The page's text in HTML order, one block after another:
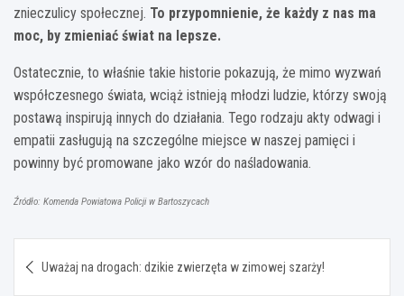
znieczulicy społecznej. To przypomnienie, że każdy z nas ma
moc, by zmieniać świat na lepsze.
Ostatecznie, to właśnie takie historie pokazują, że mimo wyzwań
współczesnego świata, wciąż istnieją młodzi ludzie, którzy swoją
postawą inspirują innych do działania. Tego rodzaju akty odwagi i
empatii zasługują na szczególne miejsce w naszej pamięci i
powinny być promowane jako wzór do naśladowania.
Źródło: Komenda Powiatowa Policji w Bartoszycach
wpisu
Uważaj na drogach: dzikie zwierzęta w zimowej szarży!